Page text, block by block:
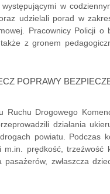
w
udzielali porad w
Pracownicy Policji o
z gronem
POPRAWY
Ruchu Drogowego
działania
powiatu. Podczas
m.in. prędkość, trzeźwość
zwłaszcza